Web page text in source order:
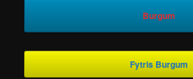
Burgum
Fytris Burgum